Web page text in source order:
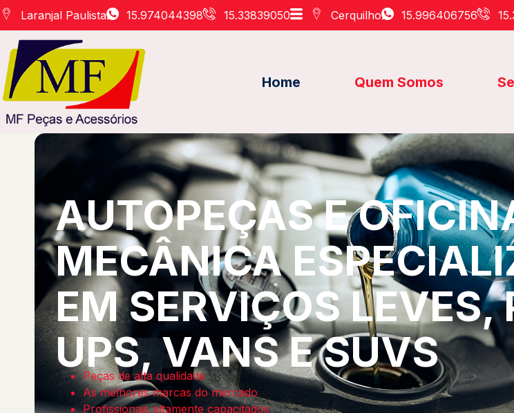
Laranjal Paulista 15.974044398 15.33839050 Cerquilho 15.996406756
Home Quem Somos
AUTOPEÇAS E
MECÂNICA
EM SERVIÇOS LEVES,
UPS, VANS E SUVS
Peças de alta qualidade
As melhores marcas do mercado
Profissionais altamente capacitados